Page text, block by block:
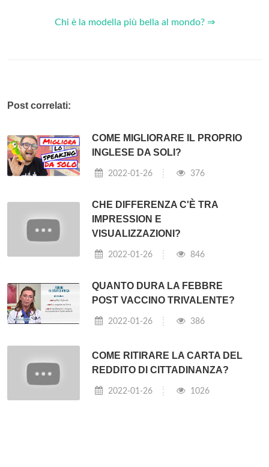
Chi è la modella più bella al mondo? ⇒
Post correlati:
COME MIGLIORARE IL PROPRIO
INGLESE DA SOLI?
2022-01-26 376
CHE DIFFERENZA C'È TRA
IMPRESSION E
VISUALIZZAZIONI?
2022-01-26 846
QUANTO DURA LA FEBBRE
POST VACCINO TRIVALENTE?
2022-01-26 386
COME RITIRARE LA CARTA DEL
REDDITO DI CITTADINANZA?
2022-01-26 1026